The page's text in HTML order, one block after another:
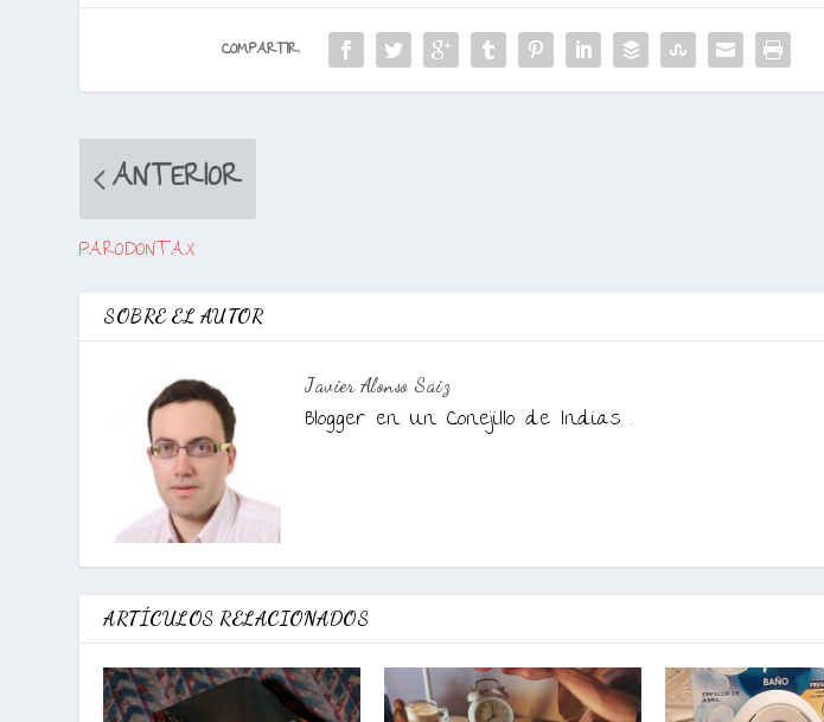
COMPARTIR:
ANTERIOR
PARODONTAX
SOBRE EL AUTOR
Javier Alonso Saiz
Blogger en Un Conejillo de Indias .
ARTÍCULOS RELACIONADOS